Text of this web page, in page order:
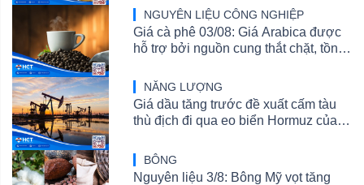
NGUYÊN LIỆU CÔNG NGHIỆP
Giá cà phê 03/08: Giá Arabica được
hỗ trợ bởi nguồn cung thắt chặt, tồn
NĂNG LƯỢNG
Giá dầu tăng trước đề xuất cấm tàu
thù địch đi qua eo biển Hormuz của
BÔNG
Nguyên liệu 3/8: Bông Mỹ vọt tăng